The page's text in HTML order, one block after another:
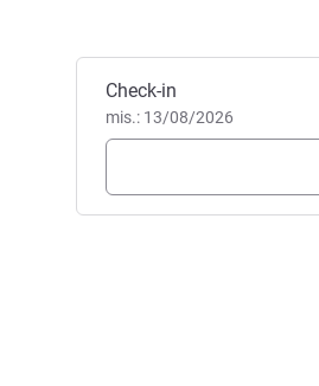
Pesan hotel ini
Check-in
mis.: 13/08/2026